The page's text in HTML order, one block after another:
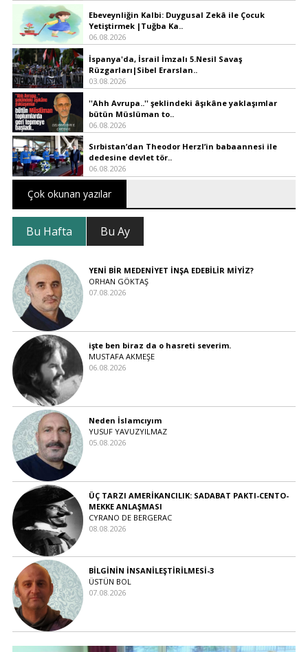
Ebeveynliğin Kalbi: Duygusal Zekâ ile Çocuk
Yetiştirmek |Tuğba Ka..
06.08.2026
İspanya'da, İsrail İmzalı 5.Nesil Savaş
Rüzgarları|Sibel Erarslan..
03.08.2026
''Ahh Avrupa..'' şeklindeki âşıkâne yaklaşımlar
bütün Müslüman to..
06.08.2026
Sırbistan’dan Theodor Herzl’in babaannesi ile
dedesine devlet tör..
06.08.2026
Çok okunan yazılar
Bu Hafta Bu Ay
YENİ BİR MEDENİYET İNŞA EDEBİLİR MİYİZ?
ORHAN GÖKTAŞ
07.08.2026
işte ben biraz da o hasreti severim.
MUSTAFA AKMEŞE
06.08.2026
Neden İslamcıyım
YUSUF YAVUZYILMAZ
05.08.2026
ÜÇ TARZI AMERİKANCILIK: SADABAT PAKTI-CENTO-
MEKKE ANLAŞMASI
CYRANO DE BERGERAC
08.08.2026
BİLGİNİN İNSANİLEŞTİRİLMESİ-3
ÜSTÜN BOL
07.08.2026